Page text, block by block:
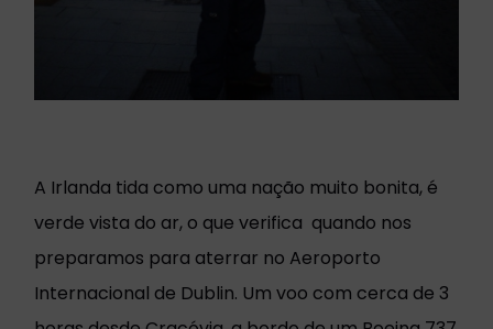
A Irlanda tida como uma nação muito bonita, é
verde vista do ar, o que verifica quando nos
preparamos para aterrar no Aeroporto
Internacional de Dublin. Um voo com cerca de 3